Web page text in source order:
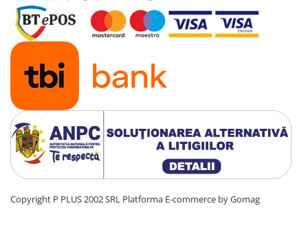
Sisteme de prindere
Statii de incarcare EV
OUTLET
Pompe de caldura
Copyright P PLUS 2002 SRL Platforma E-commerce by Gomag